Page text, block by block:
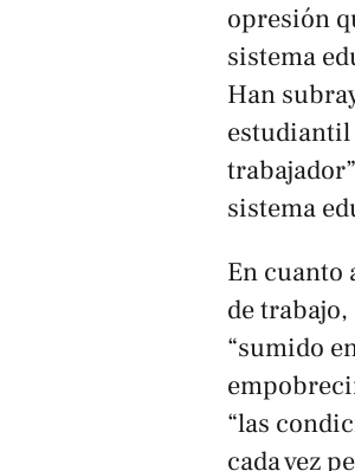
opresión
sistema
Han
estudiantil
sistema
En cuanto
de
“sumido
“las
cada vez